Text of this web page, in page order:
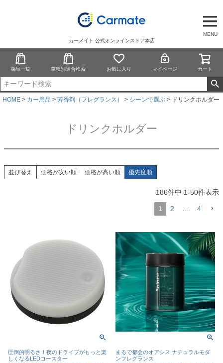
MENU
カーメイト 公式オンラインストア本店
商品一覧 車種別適合検索 お気に入り マイページ カート
HOME カー用品 芳香剤（フレグランス） シーンで選ぶ ドリンクホルダー
ドリンクホルダー
並び替え 価格が安い順 価格が高い順 優先度順
186件中 1-50件表示
1 2 … 4
圧倒的明るさ！夜のドライブがもっと楽
しくなるLEDコースター
まるで都会のオアシス ナチュラルモダ
ンフレグランス